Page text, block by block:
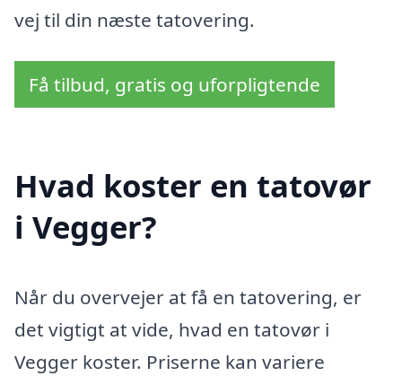
vej til din næste tatovering.
Få tilbud, gratis og uforpligtende
Hvad koster en tatovør
i Vegger?
Når du overvejer at få en tatovering, er
det vigtigt at vide, hvad en tatovør i
Vegger koster. Priserne kan variere